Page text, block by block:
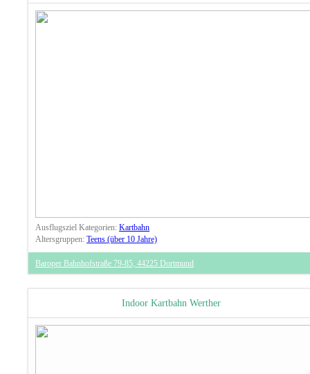
Ausflugsziel Kategorien:Kartbahn
Altersgruppen:Teens (über 10 Jahre)
Baroper Bahnhofstraße 79-85, 44225 Dortmund
Indoor Kartbahn Werther